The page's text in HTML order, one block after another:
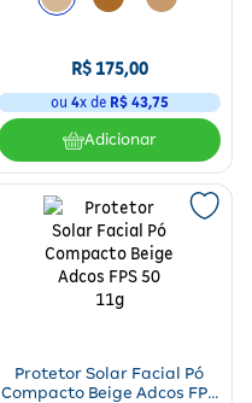
R$175,00
ou 4x de R$ 43,75
Adicionar
Protetor Solar Facial Pó
Compacto Beige Adcos FPS